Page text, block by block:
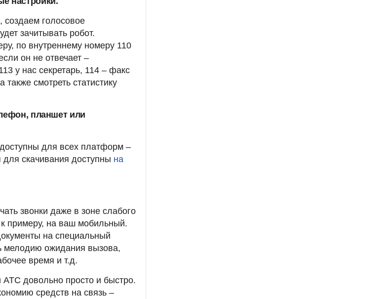
создаем голосовое
зачитывать робот.
по внутреннему номеру 110
он не отвечает –
у нас секретарь, 114 – факс
смотреть статистику
планшет или
для всех платформ –
скачивания доступны на
звонки даже в зоне слабого
примеру, на ваш мобильный.
на специальный
мелодию ожидания вызова,
время и т.д.
АТС довольно просто и быстро.
средств на связь –